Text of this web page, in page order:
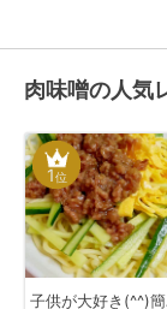
肉味噌の人気
1位
子供が大好き(^^)